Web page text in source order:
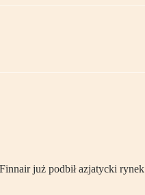
już podbił azjatycki rynek